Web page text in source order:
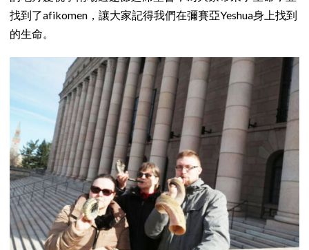
找到了afikomen，讓大家記得我們在彌賽亞Yeshua身上找到
的生命。